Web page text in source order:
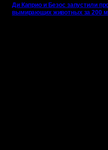
Ди Каприо и Безос запустили
вымирающих животных за 200